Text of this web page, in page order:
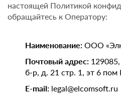
настоящей Политикой
обращайтесь к Оператору:
Наименование: ООО
Почтовый адрес:
б-р, д. 21 стр. 1, эт 6
E-mail: legal@elcomsoft.ru